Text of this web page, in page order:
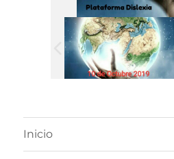
Inicio